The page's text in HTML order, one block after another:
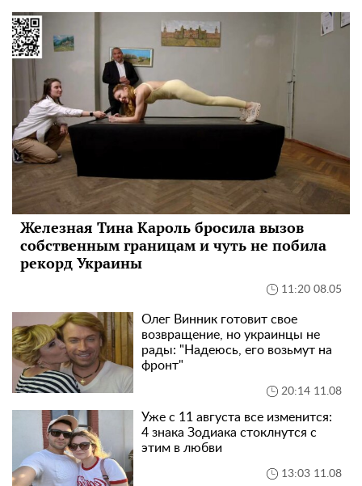
Железная Тина Кароль бросила вызов
собственным границам и чуть не побила
рекорд Украины
11:20 08.05
Олег Винник готовит свое
возвращение, но украинцы не
рады: "Надеюсь, его возьмут на
фронт"
20:14 11.08
Уже с 11 августа все изменится:
4 знака Зодиака стоклнутся с
этим в любви
13:03 11.08